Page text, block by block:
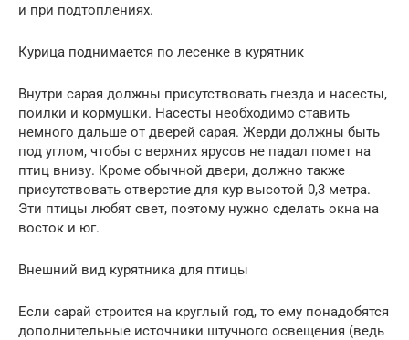
и при подтоплениях.
Курица поднимается по лесенке в курятник
Внутри сарая должны присутствовать гнезда и насесты,
поилки и кормушки. Насесты необходимо ставить
немного дальше от дверей сарая. Жерди должны быть
под углом, чтобы с верхних ярусов не падал помет на
птиц внизу. Кроме обычной двери, должно также
присутствовать отверстие для кур высотой 0,3 метра.
Эти птицы любят свет, поэтому нужно сделать окна на
восток и юг.
Внешний вид курятника для птицы
Если сарай строится на круглый год, то ему понадобятся
дополнительные источники штучного освещения (ведь